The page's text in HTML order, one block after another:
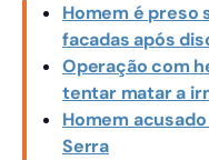
Homem é preso
facadas após
Operação com
tentar matar a
Homem
Serra